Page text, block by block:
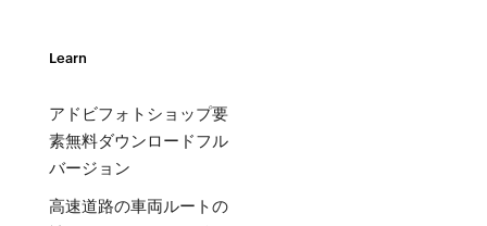
Learn
アドビフォトショップ要
素無料ダウンロードフル
バージョン
高速道路の車両ルートの